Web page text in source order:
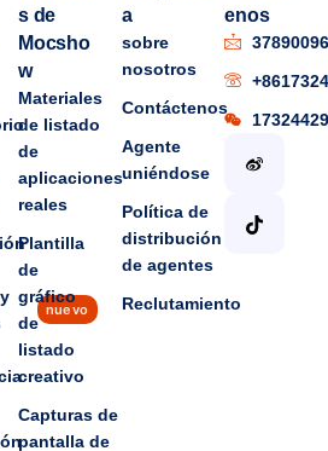
nuevo
s de
Mocsho
w
Materiales
de listado
de
aplicaciones
reales
Plantilla
de
gráfico
de
listado
creativo
Capturas de
pantalla de
a
sobre
nosotros
Contáctenos
Agente
uniéndose
Política de
distribución
de agentes
Reclutamiento
enos